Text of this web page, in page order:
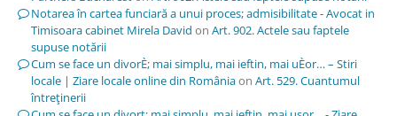
Notarea în cartea funciară a unui proces; admisibilitate - Avocat in
Timisoara cabinet Mirela David on Art. 902. Actele sau faptele
supuse notării
Cum se face un divorÈ; mai simplu, mai ieftin, mai uÈor… – Stiri
locale | Ziare locale online din Româniaon Art. 529. Cuantumul
întreţinerii